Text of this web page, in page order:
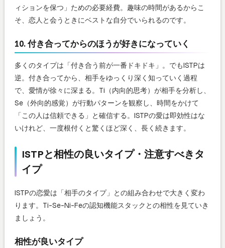
ィションを保つ」ための必要経費。趣味の時間があるからこ
そ、恋人と会うときにベストな自分でいられるのです。
10. 付き合ってからのほうが好きになっていく
多くのタイプは「付き合う前が一番ドキドキ」。でもISTPは
逆。付き合ってから、相手をゆっくり深く知っていく過程
で、愛情が徐々に深まる。Ti（内向的思考）が相手を分析し、
Se（外向的感覚）が行動パターンを観察し、時間をかけて
「この人は信頼できる」と確信する。ISTPの愛は即効性はな
いけれど、一度根付くと驚くほど深く、長く続きます。
ISTPと相性の良いタイプ・注意すべきタ
イプ
ISTPの恋愛は「相手のタイプ」との組み合わせで大きく変わ
ります。Ti-Se-Ni-Feの認知機能スタックとの相性を見ていき
ましょう。
相性が良いタイプ